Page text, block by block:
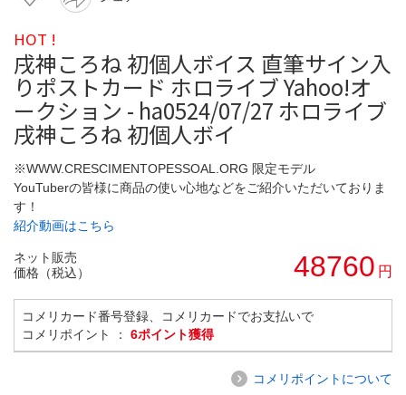
HOT !
戌神ころね 初個人ボイス 直筆サイン入
りポストカード ホロライブ Yahoo!オ
ークション - ha0524/07/27 ホロライブ
戌神ころね 初個人ボイ
※WWW.CRESCIMENTOPESSOAL.ORG 限定モデル
YouTuberの皆様に商品の使い心地などをご紹介いただいておりま
す！
紹介動画はこちら
ネット販売
価格（税込）
48760 円
コメリカード番号登録、コメリカードでお支払いで
コメリポイント ： 6ポイント獲得
コメリポイントについて